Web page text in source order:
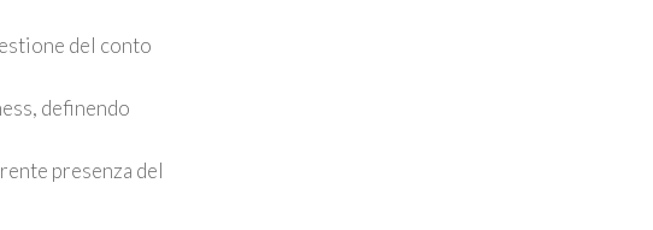
del conto
definendo
presenza del